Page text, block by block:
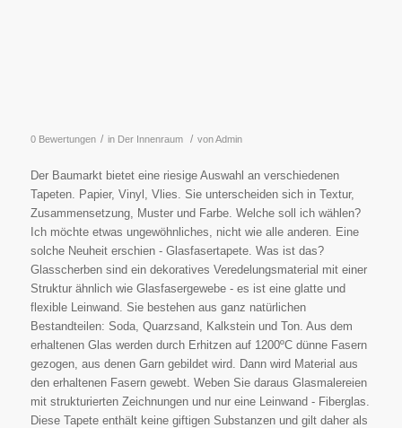
0 Bewertungen / in Der Innenraum / vonAdmin
Der Baumarkt bietet eine riesige Auswahl an verschiedenen
Tapeten. Papier, Vinyl, Vlies. Sie unterscheiden sich in Textur,
Zusammensetzung, Muster und Farbe. Welche soll ich wählen?
Ich möchte etwas ungewöhnliches, nicht wie alle anderen. Eine
solche Neuheit erschien - Glasfasertapete. Was ist das?
Glasscherben sind ein dekoratives Veredelungsmaterial mit einer
Struktur ähnlich wie Glasfasergewebe - es ist eine glatte und
flexible Leinwand. Sie bestehen aus ganz natürlichen
Bestandteilen: Soda, Quarzsand, Kalkstein und Ton. Aus dem
erhaltenen Glas werden durch Erhitzen auf 1200ºC dünne Fasern
gezogen, aus denen Garn gebildet wird. Dann wird Material aus
den erhaltenen Fasern gewebt. Weben Sie daraus Glasmalereien
mit strukturierten Zeichnungen und nur eine Leinwand - Fiberglas.
Diese Tapete enthält keine giftigen Substanzen und gilt daher als